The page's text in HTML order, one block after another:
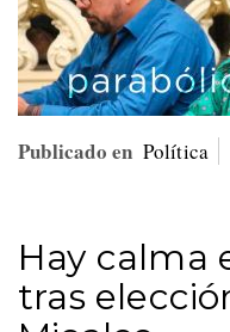
Publicado en Política
Hay calma
tras